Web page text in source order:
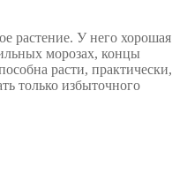
растение. У него хорошая
морозах, концы
расти, практически,
только избыточного